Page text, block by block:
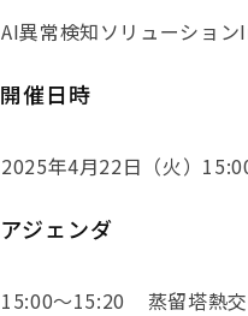
AI異常検知ソリューショ
開催日時
2025年4月22日（火）
アジェンダ
15:00〜15:20
蒸留塔熱